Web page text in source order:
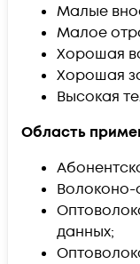
Малые
Малое
Хорошая
Хорошая
Высокая
Область
Волоконо-
данных;